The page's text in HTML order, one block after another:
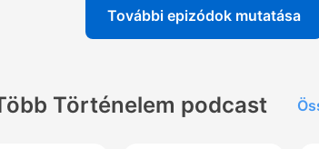
További epizódok mutatása
Történelem podcast